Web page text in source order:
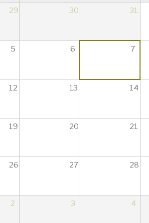
29 30 31
5 6 7
12 13 14
19 20 21
26 27 28
2 3 4